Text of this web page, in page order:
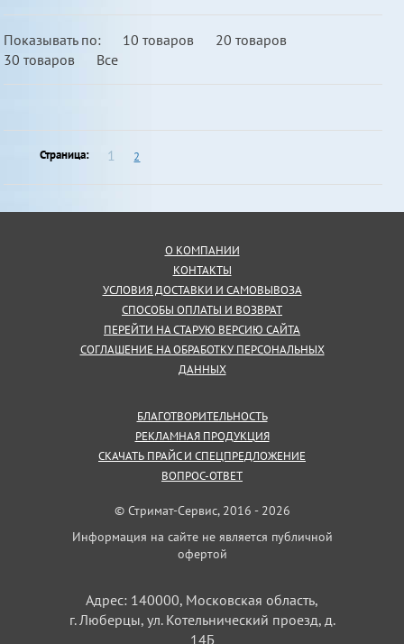
Показывать по: 10 товаров
20 товаров
30 товаров
Все
Страница: 1 2
О КОМПАНИИ
КОНТАКТЫ
УСЛОВИЯ ДОСТАВКИ И САМОВЫВОЗА
СПОСОБЫ ОПЛАТЫ И ВОЗВРАТ
ПЕРЕЙТИ НА СТАРУЮ ВЕРСИЮ САЙТА
СОГЛАШЕНИЕ НА ОБРАБОТКУ ПЕРСОНАЛЬНЫХ
ДАННЫХ
БЛАГОТВОРИТЕЛЬНОСТЬ
РЕКЛАМНАЯ ПРОДУКЦИЯ
СКАЧАТЬ ПРАЙС И СПЕЦПРЕДЛОЖЕНИЕ
ВОПРОС-ОТВЕТ
© Стримат-Сервис, 2016 - 2026
Информация на сайте не является публичной
офертой
Адрес: 140000, Московская область,
г. Люберцы, ул. Котельнический проезд, д.
14Б